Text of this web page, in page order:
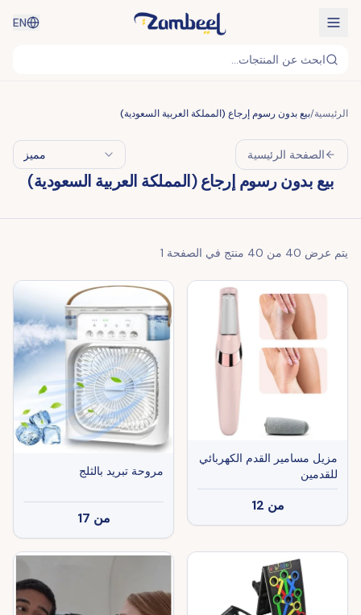
EN
ابحث عن المنتجات...
الرئيسية/بيع بدون رسوم إرجاع (المملكة العربية السعودية)
الصفحة الرئيسية مميز
بيع بدون رسوم إرجاع (المملكة العربية السعودية)
يتم عرض 40 من 40 منتج في الصفحة 1
مزيل مسامير القدم الكهربائي
للقدمين
من 12
مروحة تبريد بالثلج
من 17